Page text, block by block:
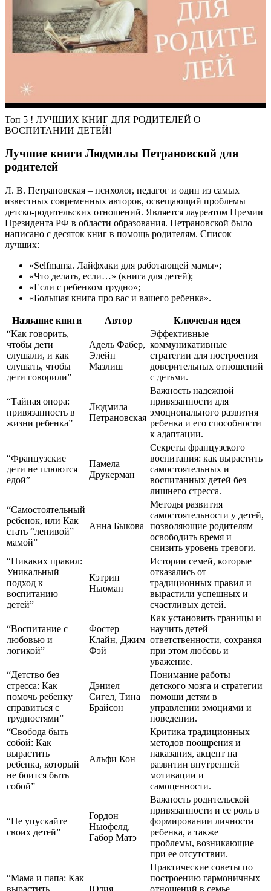
Топ 5 ! ЛУЧШИХ КНИГ ДЛЯ РОДИТЕЛЕЙ О
ВОСПИТАНИИ ДЕТЕЙ!
Лучшие книги Людмилы Петрановской для
родителей
Л. В. Петрановская – психолог, педагог и один из самых
известных современных авторов, освещающий проблемы
детско-родительских отношений. Является лауреатом Премии
Президента РФ в области образования. Петрановской было
написано с десяток книг в помощь родителям. Список
лучших:
«Selfmama. Лайфхаки для работающей мамы»;
«Что делать, если…» (книга для детей);
«Если с ребенком трудно»;
«Большая книга про вас и вашего ребенка».
Название книги Автор
Ключевая идея
“Как говорить,
чтобы дети
слушали, и как
слушать, чтобы
дети говорили”
Адель Фабер,
Элейн
Мазлиш
Эффективные
коммуникативные
стратегии для построения
доверительных отношений
с детьми.
“Тайная опора:
привязанность в
жизни ребенка”
Людмила
Петрановская
Важность надежной
привязанности для
эмоционального развития
ребенка и его способности
к адаптации.
“Французские
дети не плюются
едой”
Памела
Друкерман
Секреты французского
воспитания: как вырастить
самостоятельных и
воспитанных детей без
лишнего стресса.
“Самостоятельный
ребенок, или Как
стать “ленивой”
мамой”
Анна Быкова
Методы развития
самостоятельности у детей,
позволяющие родителям
освободить время и
снизить уровень тревоги.
“Никаких правил:
Уникальный
подход к
воспитанию
детей”
Кэтрин
Ньюман
Истории семей, которые
отказались от
традиционных правил и
вырастили успешных и
счастливых детей.
“Воспитание с
любовью и
логикой”
Фостер
Клайн, Джим
Фэй
Как установить границы и
научить детей
ответственности, сохраняя
при этом любовь и
уважение.
“Детство без
стресса: Как
помочь ребенку
справиться с
трудностями”
Дэниел
Сигел, Тина
Брайсон
Понимание работы
детского мозга и стратегии
помощи детям в
управлении эмоциями и
поведении.
“Свобода быть
собой: Как
вырастить
ребенка, который
не боится быть
собой”
Альфи Кон
Критика традиционных
методов поощрения и
наказания, акцент на
развитии внутренней
мотивации и
самоценности.
“Не упускайте
своих детей”
Гордон
Ньюфелд,
Габор Матэ
Важность родительской
привязанности и ее роль в
формировании личности
ребенка, а также
проблемы, возникающие
при ее отсутствии.
“Мама и папа: Как
вырастить
Юлия
Практические советы по
построению гармоничных
отношений в семье,